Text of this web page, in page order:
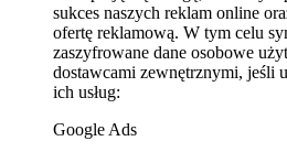
sukces naszych reklam online
ofertę reklamową. W tym celu
zaszyfrowane dane osobowe
dostawcami zewnętrznymi, jeśli
ich usług:
Google Ads